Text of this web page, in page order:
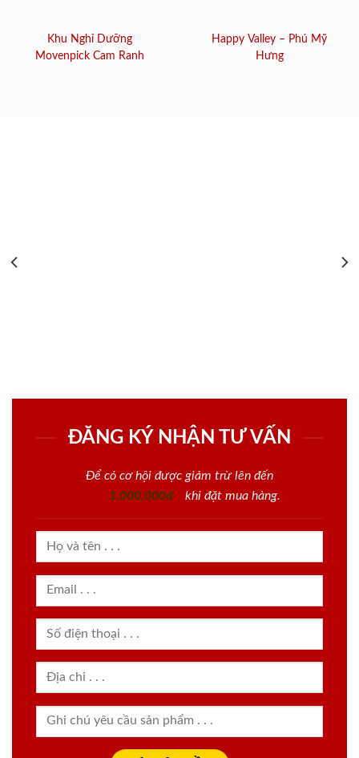
Khu Nghỉ Dưỡng
Movenpick Cam Ranh
Happy Valley – Phú Mỹ
Hưng
ĐĂNG KÝ NHẬN TƯ VẤN
Để có cơ hội được giảm trừ lên đến
1.000.000đ
khi đặt mua hàng.